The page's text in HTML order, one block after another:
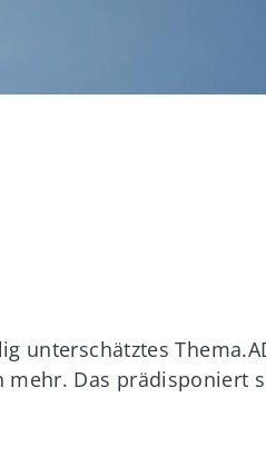
unterschätztes
Das prädisponiert